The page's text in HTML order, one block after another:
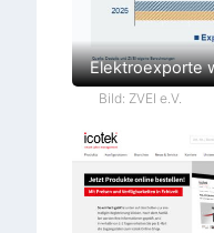
Elektroexporte
Bild: ZVEI e.V.